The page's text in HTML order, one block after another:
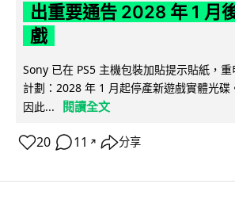
出重要通告 2028 年 1 月
戲
Sony 已在 PS5 主機包裝加貼提示貼紙，
計劃：2028 年 1 月起停產新遊戲實體光碟
因此...
閱讀全文
20 11 ↗ 分享